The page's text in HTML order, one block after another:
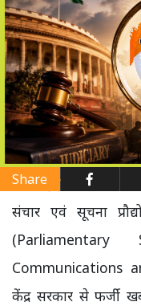
Share
संचार एवं सूचना
Communications
केंद्र सरकार से फर्जी